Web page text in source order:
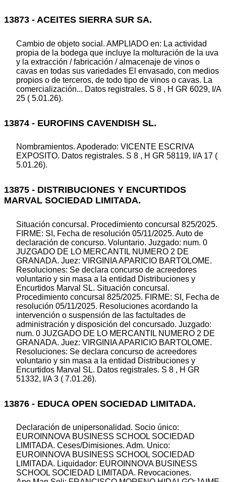
13873 - ACEITES SIERRA SUR SA.
Cambio de objeto social. AMPLIADO en: La actividad
propia de la bodega que incluye la molturación de la uva
y la extracción / fabricación / almacenaje de vinos o
cavas en todas sus variedades El envasado, con medios
propios o de terceros, de todo tipo de vinos o cavas. La
comercialización... Datos registrales. S 8 , H GR 6029, I/A
25 ( 5.01.26).
13874 - EUROFINS CAVENDISH SL.
Nombramientos. Apoderado: VICENTE ESCRIVA
EXPOSITO. Datos registrales. S 8 , H GR 58119, I/A 17 (
5.01.26).
13875 - DISTRIBUCIONES Y ENCURTIDOS
MARVAL SOCIEDAD LIMITADA.
Situación concursal. Procedimiento concursal 825/2025.
FIRME: SI, Fecha de resolución 05/11/2025. Auto de
declaración de concurso. Voluntario. Juzgado: num. 0
JUZGADO DE LO MERCANTIL NUMERO 2 DE
GRANADA. Juez: VIRGINIA APARICIO BARTOLOME.
Resoluciones: Se declara concurso de acreedores
voluntario y sin masa a la entidad Distribuciones y
Encurtidos Marval SL. Situación concursal.
Procedimiento concursal 825/2025. FIRME: SI, Fecha de
resolución 05/11/2025. Resoluciones acordando la
intervención o suspensión de las factultades de
administración y disposición del concursado. Juzgado:
num. 0 JUZGADO DE LO MERCANTIL NUMERO 2 DE
GRANADA. Juez: VIRGINIA APARICIO BARTOLOME.
Resoluciones: Se declara concurso de acreedores
voluntario y sin masa a la entidad Distribuciones y
Encurtidos Marval SL. Datos registrales. S 8 , H GR
51332, I/A 3 ( 7.01.26).
13876 - EDUCA OPEN SOCIEDAD LIMITADA.
Declaración de unipersonalidad. Socio único:
EUROINNOVA BUSINESS SCHOOL SOCIEDAD
LIMITADA. Ceses/Dimisiones. Adm. Unico:
EUROINNOVA BUSINESS SCHOOL SOCIEDAD
LIMITADA. Liquidador: EUROINNOVA BUSINESS
SCHOOL SOCIEDAD LIMITADA. Revocaciones.